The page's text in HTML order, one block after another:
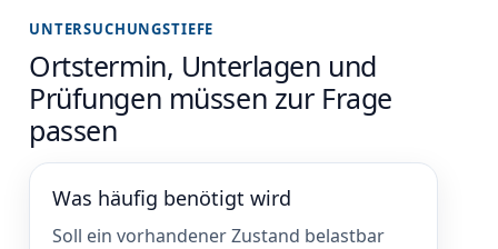
UNTERSUCHUNGSTIEFE
Ortstermin, Unterlagen und
Prüfungen müssen zur Frage
passen
Was häufig benötigt wird
Soll ein vorhandener Zustand belastbar